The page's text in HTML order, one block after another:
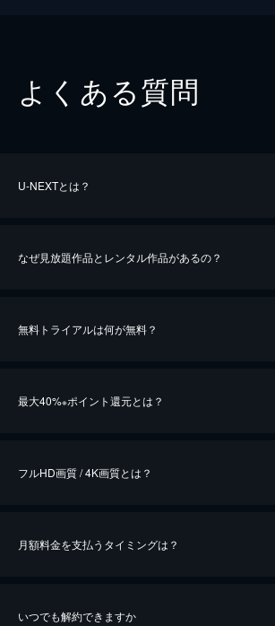
よくある質問
U-NEXTとは？
なぜ見放題作品とレンタル作品があるの？
無料トライアルは何が無料？
最大40%※ポイント還元とは？
※40％ポイント還元の対象は、クレジットカード決済による作
iOSアプリのUコイン決済による作品の購入 / レンタルは、
フルHD画質 / 4K画質とは？
月額料金を支払うタイミングは？
いつでも解約できますか